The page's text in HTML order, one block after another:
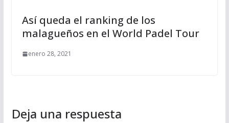
Así queda el ranking de los
malagueños en el World Padel Tour
enero 28, 2021
Deja una respuesta